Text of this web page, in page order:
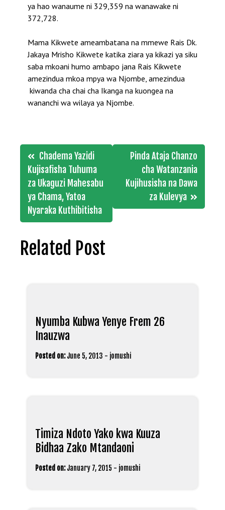
ya hao wanaume ni 329,359 na wanawake ni
372,728.
Mama Kikwete ameambatana na mmewe Rais Dk.
Jakaya Mrisho Kikwete katika ziara ya kikazi ya siku
saba mkoani humo ambapo jana Rais Kikwete
amezindua mkoa mpya wa Njombe, amezindua
kiwanda cha chai cha Ikanga na kuongea na
wananchi wa wilaya ya Njombe.
Post
navigation
Chadema Yazidi
Kujisafisha Tuhuma
za Ukaguzi Mahesabu
ya Chama, Yatoa
Nyaraka Kuthibitisha
Pinda Ataja Chanzo
cha Watanzania
Kujihusisha na Dawa
za Kulevya
Related Post
Nyumba Kubwa Yenye Frem 26
Inauzwa
Posted on: June 5, 2013 - jomushi
Timiza Ndoto Yako kwa Kuuza
Bidhaa Zako Mtandaoni
Posted on: January 7, 2015 - jomushi